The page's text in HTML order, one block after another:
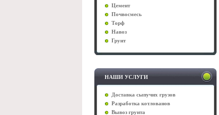
Цемент
Почвосмесь
Торф
Навоз
Грунт
НАШИ УСЛУГИ
Доставка сыпучих грузов
Разработка котлованов
Вывоз грунта